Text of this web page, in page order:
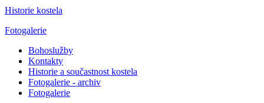
Historie kostela
Fotogalerie
Bohoslužby
Kontakty
Historie a součastnost kostela
Fotogalerie - archiv
Fotogalerie